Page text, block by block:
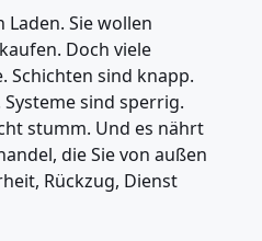
Laden. Sie wollen
Doch viele
Schichten sind knapp.
sind sperrig.
stumm. Und es nährt
die Sie von außen
Rückzug, Dienst